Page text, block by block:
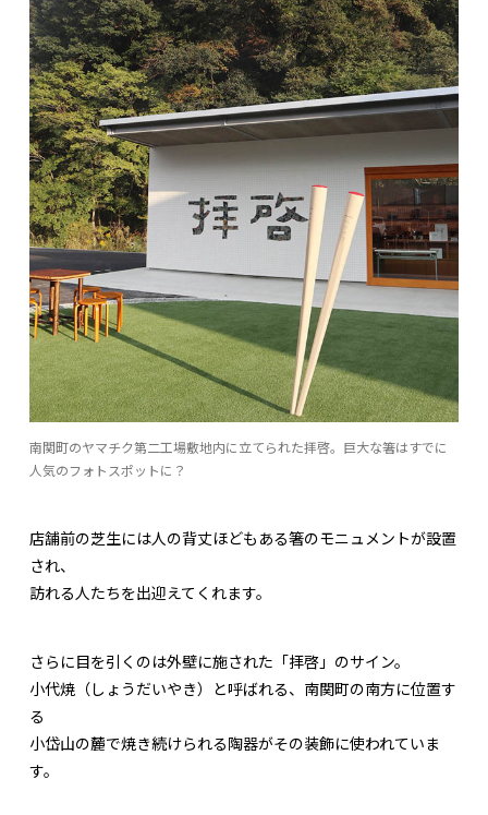
南関町のヤマチク第二工場敷地内に立てられた拝啓。巨大な箸はすでに
人気のフォトスポットに？
店舗前の芝生には人の背丈ほどもある箸のモニュメントが設置
され、
訪れる人たちを出迎えてくれます。
さらに目を引くのは外壁に施された「拝啓」のサイン。
小代焼（しょうだいやき）と呼ばれる、南関町の南方に位置す
る
小岱山の麓で焼き続けられる陶器がその装飾に使われていま
す。